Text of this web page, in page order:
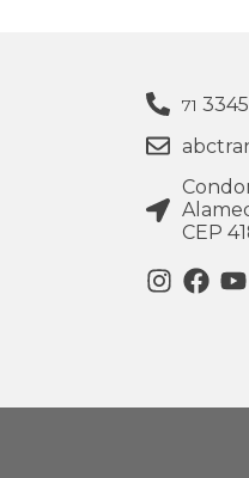
71
CEP